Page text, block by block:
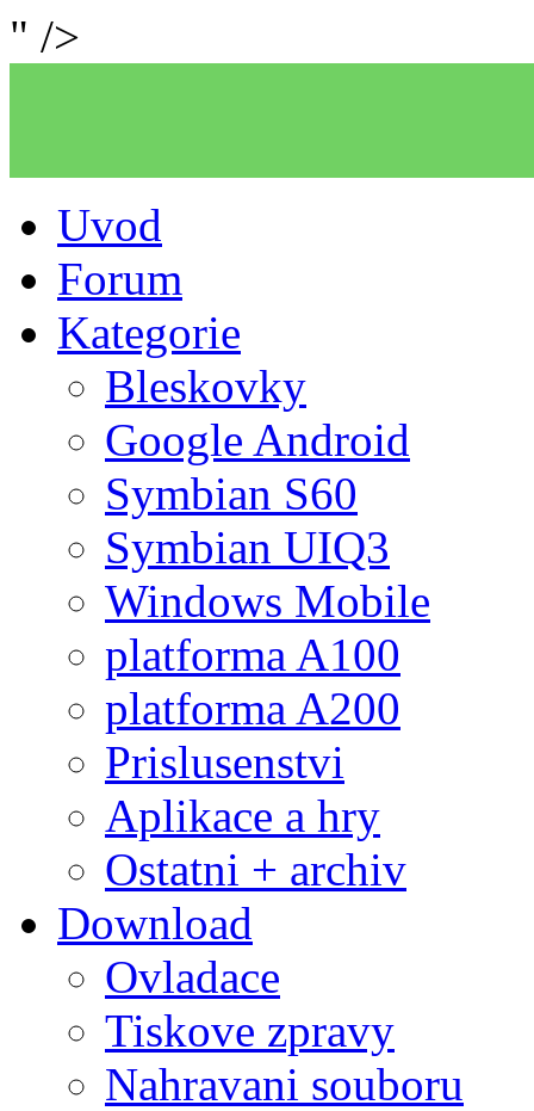
" />
Uvod
Forum
Kategorie
Bleskovky
Google Android
Symbian S60
Symbian UIQ3
Windows Mobile
platforma A100
platforma A200
Prislusenstvi
Aplikace a hry
Ostatni + archiv
Download
Ovladace
Tiskove zpravy
Nahravani souboru